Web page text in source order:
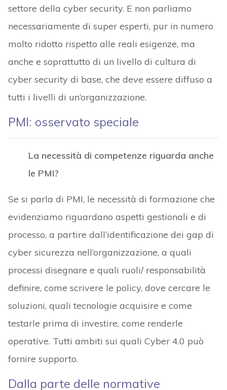
settore della cyber security. E non parliamo
necessariamente di super esperti, pur in numero
molto ridotto rispetto alle reali esigenze, ma
anche e soprattutto di un livello di cultura di
cyber security di base, che deve essere diffuso a
tutti i livelli di un’organizzazione.
PMI: osservato speciale
La necessità di competenze riguarda anche
le PMI?
Se si parla di PMI, le necessità di formazione che
evidenziamo riguardano aspetti gestionali e di
processo, a partire dall’identificazione dei gap di
cyber sicurezza nell’organizzazione, a quali
processi disegnare e quali ruoli/ responsabilità
definire, come scrivere le policy, dove cercare le
soluzioni, quali tecnologie acquisire e come
testarle prima di investire, come renderle
operative. Tutti ambiti sui quali Cyber 4.0 può
fornire supporto.
Dalla parte delle normative